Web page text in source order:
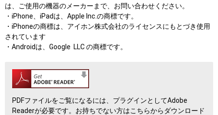
は、ご使用の機器のメーカーまで、お問い合わせください。
・iPhone、iPadは、Apple Inc.の商標です。
・iPhoneの商標は、アイホン株式会社のライセンスにもとづき使用
されています
・Androidは、Google LLC の商標です。
PDFファイルをご覧になるには、プラグインとしてAdobe
Readerが必要です。お持ちでない方はこちらからダウンロード